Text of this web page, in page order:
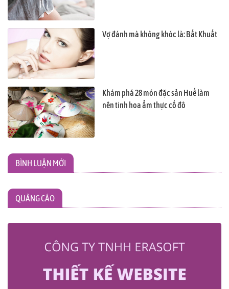
Vợ đánh mà không khóc là: Bất Khuất
Khám phá 28 món đặc sản Huế làm
nên tinh hoa ẩm thực cố đô
BÌNH LUẬN MỚI
QUẢNG CÁO